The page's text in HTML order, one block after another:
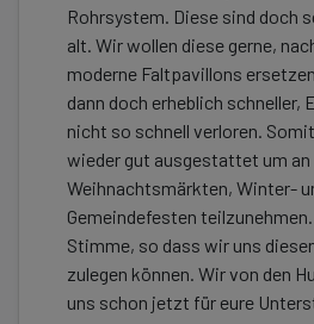
Rohrsystem. Diese sind doch
alt. Wir wollen diese gerne,
moderne Faltpavillons
dann doch erheblich schneller,
nicht so schnell verloren.
wieder gut ausgestattet um
Weihnachtsmärkten, Winter-
Gemeindefesten
Stimme, so dass wir uns
zulegen können. Wir von den
uns schon jetzt für eure